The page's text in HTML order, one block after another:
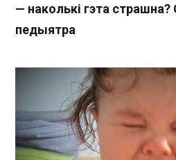
— наколькі гэта
педыятра